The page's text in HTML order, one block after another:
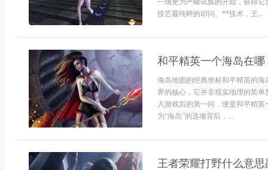
一场更为严峻试炼的开始，获得
技艺最纯粹的叩问。**技术，王...
和平精英一个海岛在
海岛地图的经典坐标和平精英的
界的核心，它并非现实地理的简
入游戏后的第一问，便是和平精
为“海岛”的选项背后，...
王者荣耀打野什么意